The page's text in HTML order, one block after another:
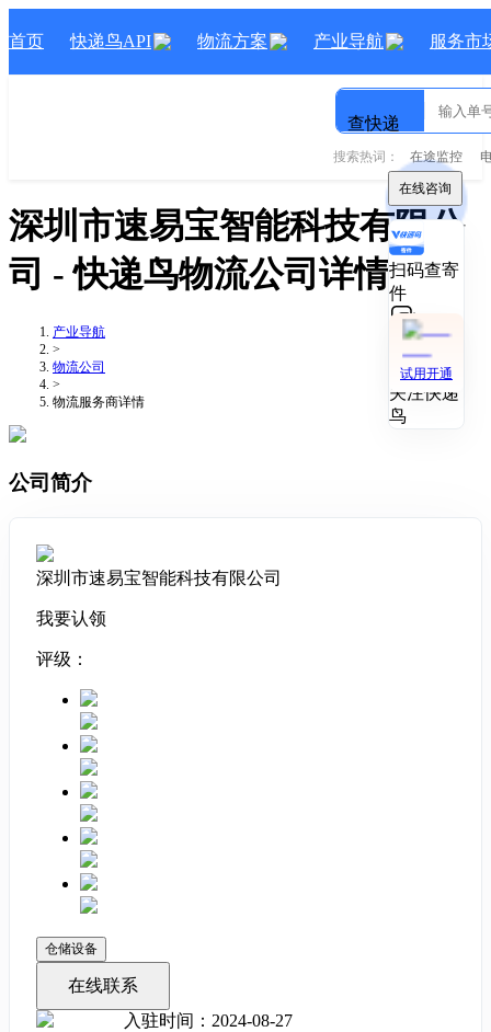
在线咨询
扫码查寄
件
技术对接
关注快递
鸟
试用开通
首页 快递鸟API 物流方案 产业导航 服务市
查快递
搜索热词： 在途监控
深圳市速易宝智能科技有限公
司 - 快递鸟物流公司详情
产业导航
>
物流公司
>
物流服务商详情
公司简介
深圳市速易宝智能科技有限公司
我要认领
评级：
仓储设备
在线联系
入驻时间 ： 2024-08-27